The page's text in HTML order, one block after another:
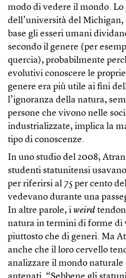
modo di vedere il mondo. Lo
dell’università del Michigan,
base gli esseri umani
secondo il genere (per
quercia), probabilmente
evolutivi conoscere le
genere era più utile ai fini
l’ignoranza della natura,
persone che vivono nelle
industrializzate, implica la
tipo di conoscenze.
In uno studio del 2008,
studenti statunitensi
per riferirsi al 75 per cento
vedevano durante una
In altre parole, i weird
natura in termini di forme di
piuttosto che di generi. Ma
anche che il loro cervello
analizzare il mondo